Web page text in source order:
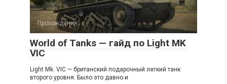
Прохождения
World of Tanks — гайд по Light MK
VIC
Light Mk. VIC — британский подарочный легкий танк
второго уровня. Было это давно и